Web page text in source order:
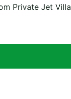
Private Jet Villa